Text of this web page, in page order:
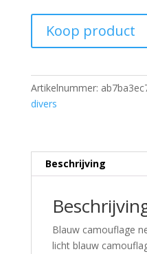
Koop product
Artikelnummer:
divers
Beschrijving
Blauw camouflage
licht blauw